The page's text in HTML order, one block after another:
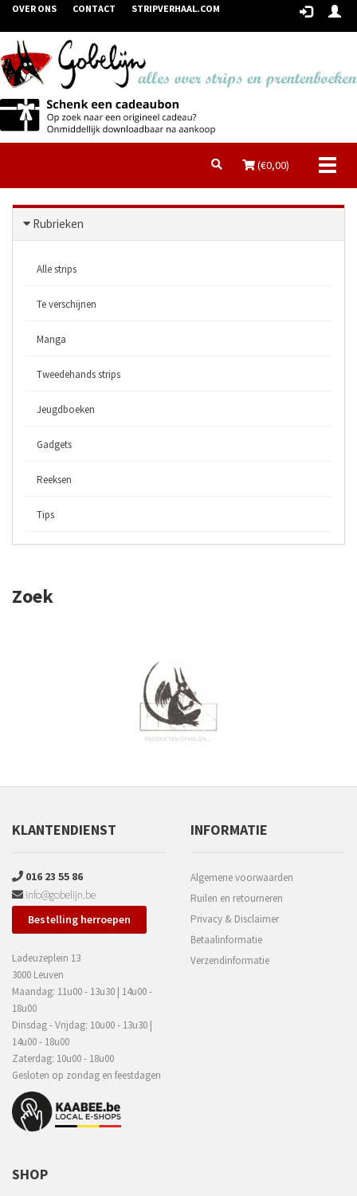
OVER ONS CONTACT STRIPVERHAAL.COM
(€0,00)
Rubrieken
Alle strips
Te verschijnen
Manga
Tweedehands strips
Jeugdboeken
Gadgets
Reeksen
Tips
Zoek
KLANTENDIENST
016 23 55 86
info@gobelijn.be
Bestelling herroepen
Ladeuzeplein 13
3000 Leuven
Maandag: 11u00 - 13u30 | 14u00 -
18u00
Dinsdag - Vrijdag: 10u00 - 13u30 |
14u00 - 18u00
Zaterdag: 10u00 - 18u00
Gesloten op zondag en feestdagen
INFORMATIE
Algemene voorwaarden
Ruilen en retourneren
Privacy & Disclaimer
Betaalinformatie
Verzendinformatie
SHOP